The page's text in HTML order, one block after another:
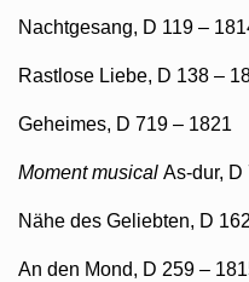
Nachtgesang, D 119 –
Rastlose Liebe, D 138 –
Geheimes, D 719 – 1821
Moment musical As-dur, D
Nähe des Geliebten, D
An den Mond, D 259 –